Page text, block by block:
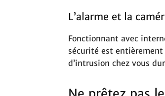
L’alarme et la
Fonctionnant avec
sécurité est
d’intrusion chez vous